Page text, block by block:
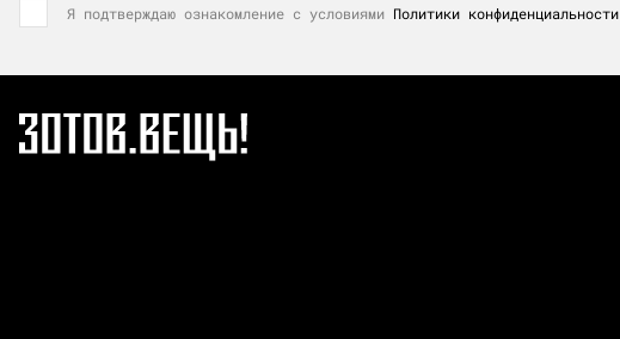
Я подтверждаю ознакомление с условиями Политики конфиденциальности